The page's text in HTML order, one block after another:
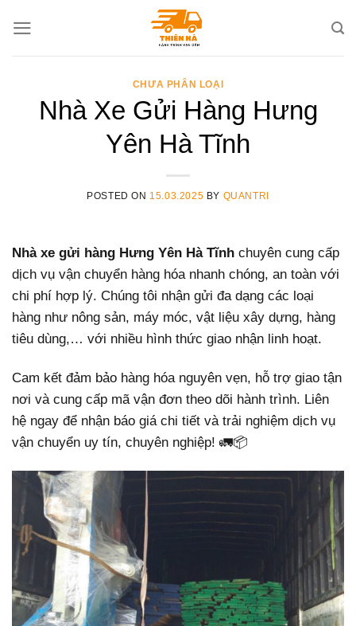
CHƯA PHÂN LOẠI
Nhà Xe Gửi Hàng Hưng
Yên Hà Tĩnh
POSTED ON 15.03.2025 BY QUANTRI
Nhà xe gửi hàng Hưng Yên Hà Tĩnh chuyên cung cấp
dịch vụ vận chuyển hàng hóa nhanh chóng, an toàn với
chi phí hợp lý. Chúng tôi nhận gửi đa dạng các loại
hàng như nông sản, máy móc, vật liệu xây dựng, hàng
tiêu dùng,… với nhiều hình thức giao nhận linh hoạt.
Cam kết đảm bảo hàng hóa nguyên vẹn, hỗ trợ giao tận
nơi và cung cấp mã vận đơn theo dõi hành trình. Liên
hệ ngay để nhận báo giá chi tiết và trải nghiệm dịch vụ
vận chuyển uy tín, chuyên nghiệp! 🚛📦